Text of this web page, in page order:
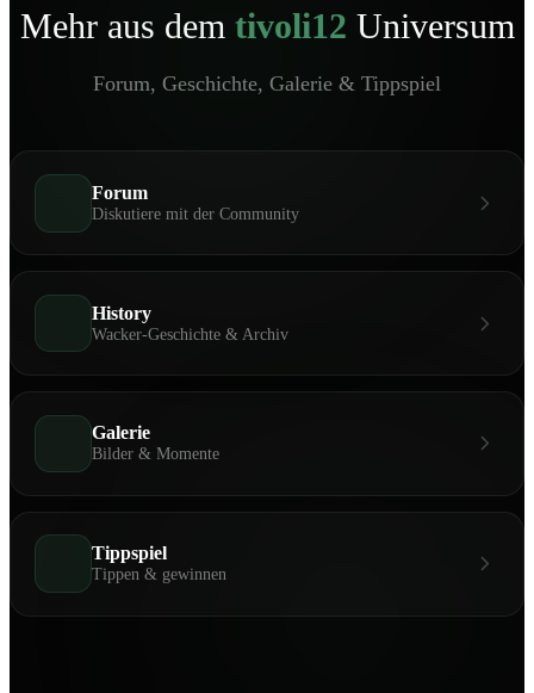
Mehr aus dem tivoli12 Universum
Forum, Geschichte, Galerie & Tippspiel
Forum
Diskutiere mit der Community
History
Wacker-Geschichte & Archiv
Galerie
Bilder & Momente
Tippspiel
Tippen & gewinnen